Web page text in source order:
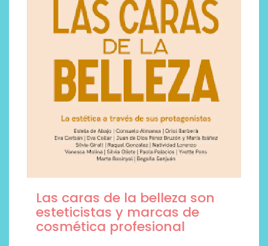
Las caras de la belleza son
esteticistas y marcas de
cosmética profesional